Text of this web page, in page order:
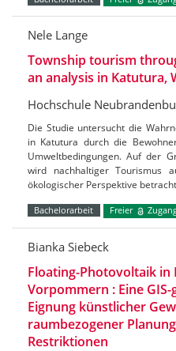
Nele Lange
Township tourism
an analysis in Katutura,
Hochschule
Die Studie untersucht die
in Katutura durch die
Umweltbedingungen. Auf der
wird nachhaltiger Tourismus
ökologischer Perspektive
Bachelorarbeit Freier
Bianka Siebeck
Floating-Photovoltaik in
Vorpommern : Eine
Eignung künstlicher
raumbezogener
Restriktionen